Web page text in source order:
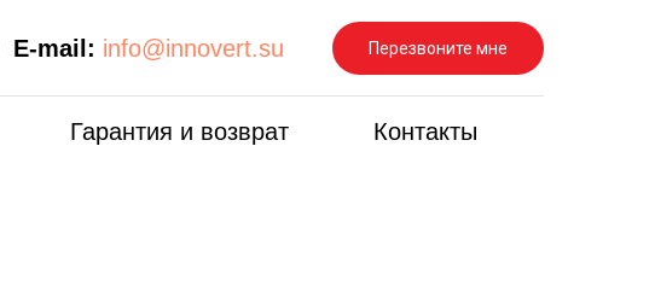
E-mail: info@innovert.su Перезвоните мне
Гарантия и возврат Контакты